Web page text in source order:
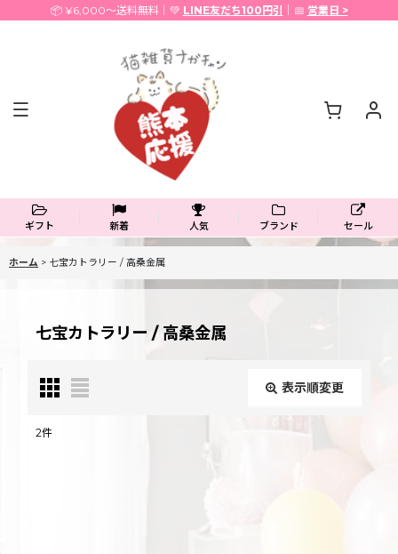
📦 ¥6,000〜送料無料｜💚 LINE友だち100円引 ｜📅 営業日 >
ギフト 新着 人気 ブランド セール
ホーム > 七宝カトラリー / 高桑金属
七宝カトラリー / 高桑金属
表示順変更
2件